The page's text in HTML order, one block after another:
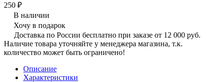
250 ₽
В наличии
Хочу в подарок
Доставка по России бесплатно при заказе от 12 000 руб.
Наличие товара уточняйте у менеджера магазина, т.к.
количество может быть ограничено!
Описание
Характеристики